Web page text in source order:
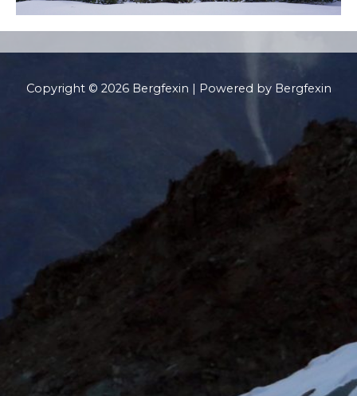
Copyright © 2026 Bergfexin | Powered by Bergfexin